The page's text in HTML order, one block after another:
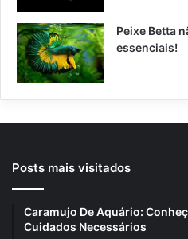
Peixe Betta
essenciais!
Posts mais visitados
Caramujo De Aquário:
Cuidados Necessários